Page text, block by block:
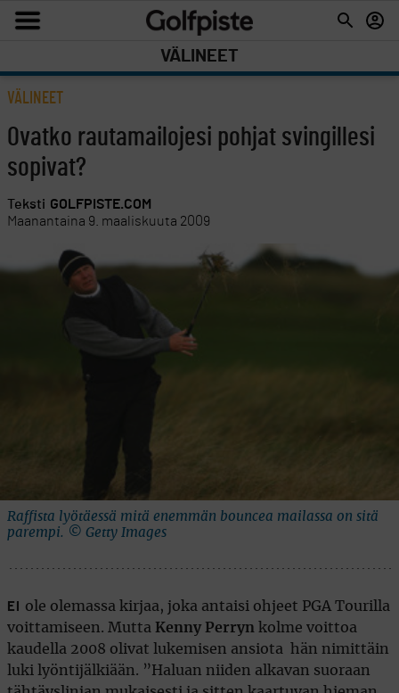
VÄLINEET
VÄLINEET
Ovatko rautamailojesi pohjat svingillesi
sopivat?
Teksti GOLFPISTE.COM
Maanantaina 9. maaliskuuta 2009
Raffista lyötäessä mitä enemmän bouncea mailassa on sitä
parempi. © Getty Images
EI
ole olemassa kirjaa, joka antaisi ohjeet PGA Tourilla
voittamiseen. Mutta Kenny Perryn kolme voittoa
kaudella 2008 olivat lukemisen ansiota  hän nimittäin
luki lyöntijälkiään. ”Haluan niiden alkavan suoraan